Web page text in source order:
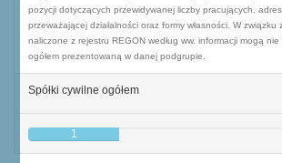
pozycji dotyczących przewidywanej liczby pracujących,
przeważającej działalności oraz formy własności. W związku
naliczone z rejestru REGON według ww. informacji mogą
ogółem prezentowaną w danej podgrupie.
Spółki cywilne ogółem
1